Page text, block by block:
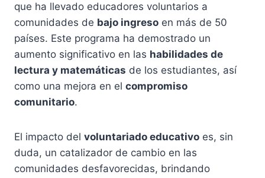
que ha llevado educadores voluntarios a
comunidades de bajo ingreso en más de 50
países. Este programa ha demostrado un
aumento significativo en las habilidades de
lectura y matemáticas de los estudiantes, así
como una mejora en el compromiso
comunitario.
El impacto del voluntariado educativo es, sin
duda, un catalizador de cambio en las
comunidades desfavorecidas, brindando